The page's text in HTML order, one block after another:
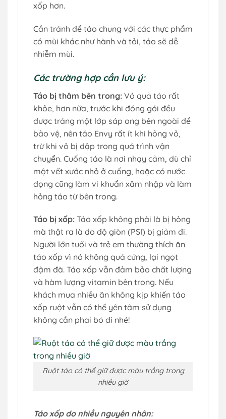
xốp hơn.
Cần tránh để táo chung với các thực phẩm
có mùi khác như hành và tỏi, táo sẽ dễ
nhiễm mùi.
Các trường hợp cần lưu ý:
Táo bị thâm bên trong: Vỏ quả táo rất
khỏe, hơn nữa, trước khi đóng gói đều
được tráng một lớp sáp ong bên ngoài để
bảo vệ, nên táo Envy rất ít khi hỏng vỏ,
trừ khi vỏ bị dập trong quá trình vận
chuyển. Cuống táo là nơi nhạy cảm, dù chỉ
một vết xước nhỏ ở cuống, hoặc có nước
đọng cũng làm vi khuẩn xâm nhập và làm
hỏng táo từ bên trong.
Táo bị xốp: Táo xốp không phải là bị hỏng
mà thật ra là do độ giòn (PSI) bị giảm đi.
Người lớn tuổi và trẻ em thường thích ăn
táo xốp vì nó không quá cứng, lại ngọt
đậm đà. Táo xốp vẫn đảm bảo chất lượng
và hàm lượng vitamin bên trong. Nếu
khách mua nhiều ăn không kịp khiến táo
xốp ruột vẫn có thể yên tâm sử dụng
không cần phải bỏ đi nhé!
Ruột táo có thể giữ được màu trắng trong
nhiều giờ
Táo xốp do nhiều nguyên nhân: